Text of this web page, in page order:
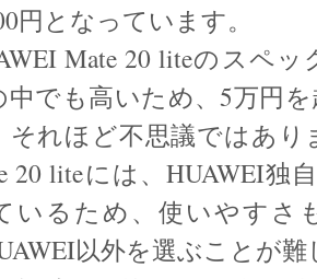
円となっています。
Mate 20 liteのスペ
でも高いため、5万円
それほど不思議ではあり
20 liteには、HUAWEI独
いるため、使いやすさ
以外を選ぶことが